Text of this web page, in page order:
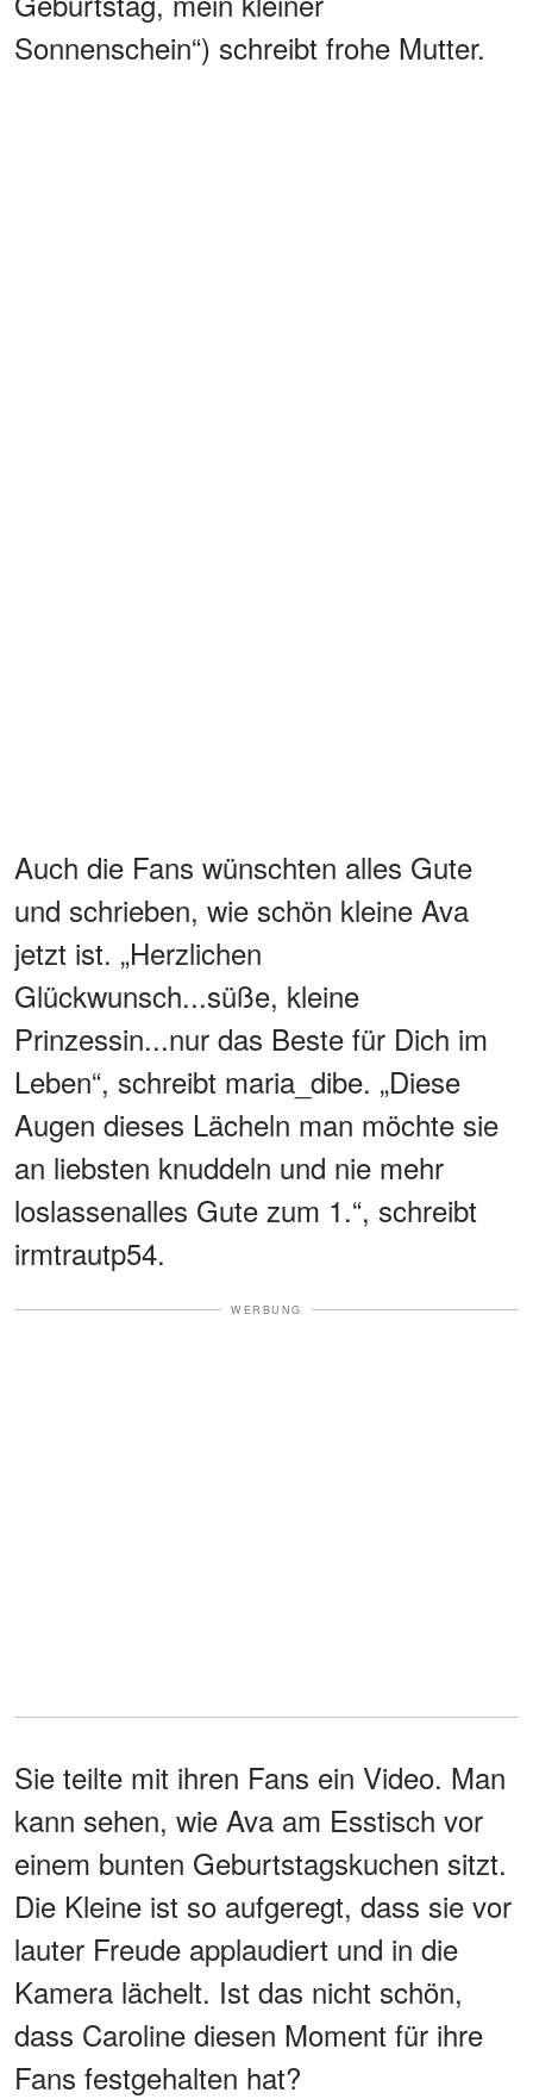
Sonnenschein“) schreibt frohe Mutter.
Auch die Fans wünschten alles Gute
und schrieben, wie schön kleine Ava
jetzt ist. „Herzlichen
Glückwunsch...süße, kleine
Prinzessin...nur das Beste für Dich im
Leben“, schreibt maria_dibe. „Diese
Augen dieses Lächeln man möchte sie
an liebsten knuddeln und nie mehr
loslassenalles Gute zum 1.“, schreibt
irmtrautp54.
WERBUNG
Sie teilte mit ihren Fans ein Video. Man
kann sehen, wie Ava am Esstisch vor
einem bunten Geburtstagskuchen sitzt.
Die Kleine ist so aufgeregt, dass sie vor
lauter Freude applaudiert und in die
Kamera lächelt. Ist das nicht schön,
dass Caroline diesen Moment für ihre
Fans festgehalten hat?